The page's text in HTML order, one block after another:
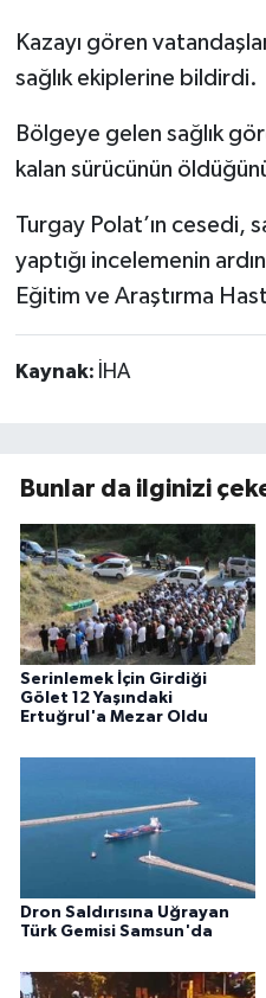
Kazayı gören
sağlık ekiplerine bildirdi.
Bölgeye gelen sağlık
kalan sürücünün
Turgay Polat’ın cesedi,
yaptığı incelemenin
Eğitim ve Araştırma
Kaynak: İHA
Bunlar da ilginizi
Serinlemek İçin Girdiği
Gölet 12 Yaşındaki
Ertuğrul'a Mezar Oldu
Dron Saldırısına Uğrayan
Türk Gemisi Samsun'da